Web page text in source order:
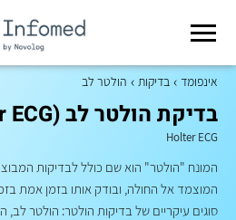
אינפומד בדיקות הולטר לב
בדיקת הולטר לב (Holter ECG)
Holter ECG
המונח "הולטר" הוא שם כולל לבדיקות
המוצמד אל החולה, ובודק אותו בזמן אמת בזמן
סוגים עיקריים של בדיקות הולטר: הולטר